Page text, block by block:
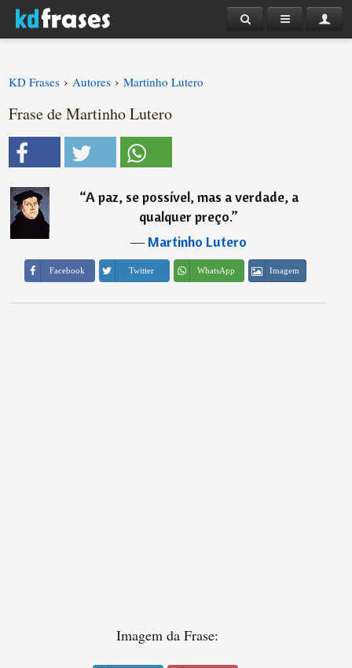
KD Frases › Autores › Martinho Lutero
Frase de Martinho Lutero
“A paz, se possível, mas a verdade, a
qualquer preço.”
―Martinho Lutero
Facebook Twitter WhatsApp Imagem
Imagem da Frase: